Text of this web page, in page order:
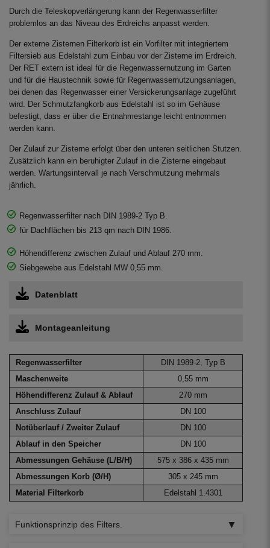
Durch die Teleskopverlängerung kann der Regenwasserfilter
problemlos an das Niveau des Erdreichs anpasst werden.
Der externe Zisternen Filterkorb ist ein Vorfilter mit integriertem
Filtersieb aus Edelstahl zum Einbau vor der Zisterne im Erdreich.
Der RET extern ist ideal für die Regenwassernutzung im Garten
und für die Haustechnik sowie für Regenwassernutzungsanlagen,
bei denen das Regenwasser einer Versickerungsanlage zugeführt
wird. Der Schmutzfangkorb aus Edelstahl ist so im Gehäuse
befestigt, dass er über die Entnahmestange leicht entnommen
werden kann.
Der Zulauf zur Zisterne erfolgt über den unteren seitlichen Stutzen.
Zusätzlich kann ein beruhigter Zulauf in die Zisterne eingebaut
werden. Wartungsintervall je nach Verschmutzung mehrmals
jährlich.
Regenwasserfilter nach DIN 1989-2 Typ B.
für Dachflächen bis 213 qm nach DIN 1986.
Höhendifferenz zwischen Zulauf und Ablauf 270 mm.
Siebgewebe aus Edelstahl MW 0,55 mm.
Datenblatt
Montageanleitung
Regenwasserfilter
DIN 1989-2, Typ B
Maschenweite
0,55 mm
Höhendifferenz Zulauf & Ablauf
270 mm
Anschluss Zulauf
DN 100
Notüberlauf / Zweiter Zulauf
DN 100
Ablauf in den Speicher
DN 100
Abmessungen Gehäuse (L/B/H)
575 x 386 x 435 mm
Abmessungen Korb (Ø/H)
305 x 245 mm
Material Filterkorb
Edelstahl 1.4301
Funktionsprinzip des Filters.